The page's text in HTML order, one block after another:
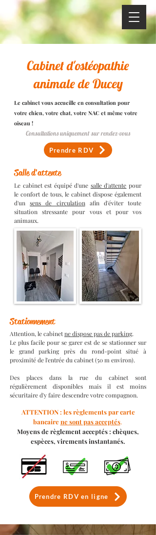
Cabinet d'ostéopathie
animale de Ducey
Le cabinet vous accueille en consultation pour
votre chien, votre chat, votre NAC et même votre
oiseau !
Consultations uniquement sur rendez-vous
Prendre RDV
Salle d'attente
Le cabinet est équipé d'une salle d'attente pour
le confort de tous, le cabinet dispose également
d'unsens de circulation afin d'éviter toute
situation stressante pour vous et pour vos
animaux.
Stationnement
Attention, le cabinetne dispose pas de parking.
Le plus facile pour se garer est de se stationner sur
le grand parking près du rond-point situé à
proximité de l'entrée du cabinet (50 m environ).
Des places dans la rue du cabinet sont
régulièrement disponibles mais il est moins
sécuritaire d'y faire descendre votre compagnon.
ATTENTION : les règlements par carte
bancaire ne sont pas acceptés.
Moyens de règlement acceptés : chèques,
espèces, virements instantanés.
Prendre RDV en ligne